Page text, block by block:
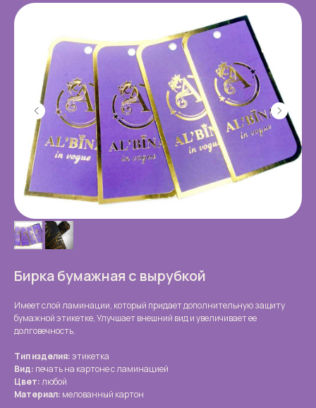
Бирка бумажная с вырубкой
Имеет слой ламинации, который придает дополнительную защиту
бумажной этикетке, Улучшает внешний вид и увеличивает ее
долговечность.
Тип изделия:этикетка
Вид: печать на картоне с ламинацией
Цвет:любой
Материал: мелованный картон